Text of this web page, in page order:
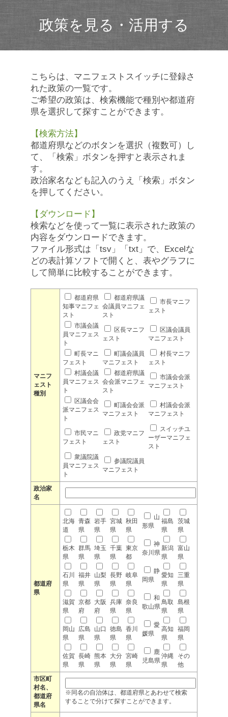
政策を見る・活用する
こちらは、マニフェストスイッチに登録さ
れた政策の一覧です。
ご希望の政策は、検索機能で種別や都道府
県を選択して探すことができます。
【検索方法】
都道府県などのボタンを選択（複数可）し
て、「検索」ボタンを押すと表示されま
す。
政治家名なども記入のうえ「検索」ボタン
を押してください。
【ダウンロード】
検索などを使って一覧に表示された政策の
内容をダウンロードできます。
ファイル形式は「tsv」「txt」で、Excelな
どの表計算ソフトで開くと、表やグラフに
して簡単に比較することができます。
マニフ
ェスト
種別
都道府県
知事マニフェ
スト
都道府県議
会議員マニフェ
スト
市長マニフ
ェスト
市議会議
員マニフェス
ト
区長マニフ
ェスト
区議会議員
マニフェスト
町長マニ
フェスト
町議会議員
マニフェスト
村長マニフ
ェスト
村議会議
員マニフェス
ト
都道府県議
会会派マニフェ
スト
市議会会派
マニフェスト
区議会会
派マニフェス
ト
町議会会派
マニフェスト
村議会会派
マニフェスト
市民マニ
フェスト
政党マニフ
ェスト
スイッチユ
ーザーマニフェ
スト
衆議院議
員マニフェス
ト
参議院議員
マニフェスト
政治家
名
都道府
県
北海
道
青森
県
岩手
県
宮城
県
秋田
県
山
形県
福島
県
茨城
県
栃木
県
群馬
県
埼玉
県
千葉
県
東京
都
神
奈川県
新潟
県
富山
県
石川
県
福井
県
山梨
県
長野
県
岐阜
県
静
岡県
愛知
県
三重
県
滋賀
県
京都
府
大阪
府
兵庫
県
奈良
県
和
歌山県
鳥取
県
島根
県
岡山
県
広島
県
山口
県
徳島
県
香川
県
愛
媛県
高知
県
福岡
県
佐賀
県
長崎
県
熊本
県
大分
県
宮崎
県
鹿
児島県
沖縄
県
その
他
市区町
村名、
都道府
県名
※同名の自治体は、都道府県とあわせて検索
することで分けて探すことができます。